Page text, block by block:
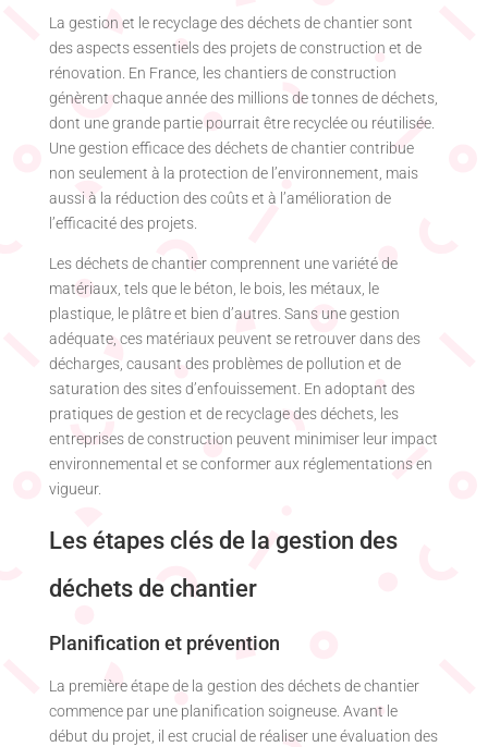
La gestion et le recyclage des déchets de chantier sont
des aspects essentiels des projets de construction et de
rénovation. En France, les chantiers de construction
génèrent chaque année des millions de tonnes de déchets,
dont une grande partie pourrait être recyclée ou réutilisée.
Une gestion efficace des déchets de chantier contribue
non seulement à la protection de l’environnement, mais
aussi à la réduction des coûts et à l’amélioration de
l’efficacité des projets.
Les déchets de chantier comprennent une variété de
matériaux, tels que le béton, le bois, les métaux, le
plastique, le plâtre et bien d’autres. Sans une gestion
adéquate, ces matériaux peuvent se retrouver dans des
décharges, causant des problèmes de pollution et de
saturation des sites d’enfouissement. En adoptant des
pratiques de gestion et de recyclage des déchets, les
entreprises de construction peuvent minimiser leur impact
environnemental et se conformer aux réglementations en
vigueur.
Les étapes clés de la gestion des
déchets de chantier
Planification et prévention
La première étape de la gestion des déchets de chantier
commence par une planification soigneuse. Avant le
début du projet, il est crucial de réaliser une évaluation des